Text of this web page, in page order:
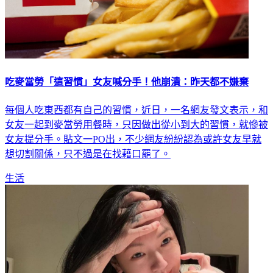
吃麥當勞「這習慣」女友喊分手！他崩潰：昨天都不嫌棄
每個人吃東西都有自己的習慣，近日，一名網友發文表示，和
女友一起到麥當勞用餐時，只因做出從小到大的習慣，就慘被
女友提分手。貼文一PO出，不少網友紛紛認為或許女友早就
想切割關係，只不過是在找藉口罷了。
生活